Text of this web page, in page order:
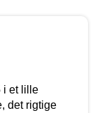
i et lille
det rigtige